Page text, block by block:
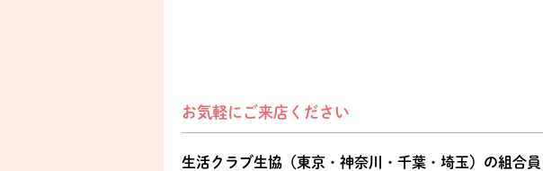
お気軽にご来店ください
生活クラブ生協（東京・神奈川・千葉・埼玉）の組合